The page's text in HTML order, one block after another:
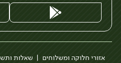
אזורי חלוקה ומשלוחים שאלות